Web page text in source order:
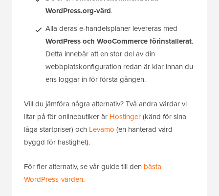
WordPress.org-värd.
Alla deras e-handelsplaner levereras med
WordPress och WooCommerce förinstallerat.
Detta innebär att en stor del av din
webbplatskonfiguration redan är klar innan du
ens loggar in för första gången.
Vill du jämföra några alternativ? Två andra värdar vi
litar på för onlinebutiker är Hostinger(känd för sina
låga startpriser) och Levamo (en hanterad värd
byggd för hastighet).
För fler alternativ, se vår guide till den bästa
WordPress-värden.